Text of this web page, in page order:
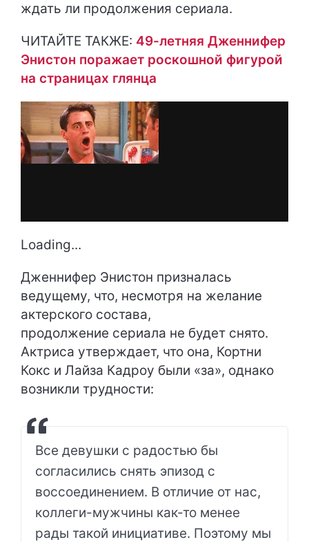
ждать ли продолжения сериала.
ЧИТАЙТЕ ТАКЖЕ: 49-летняя Дженнифер
Энистон поражает роскошной фигурой
на страницах глянца
Loading...
Дженнифер Энистон призналась
ведущему, что, несмотря на желание
актерского состава,
продолжение сериала не будет снято.
Актриса утверждает, что она, Кортни
Кокс и Лайза Кадроу были «за», однако
возникли трудности:
Все девушки с радостью бы
согласились снять эпизод с
воссоединением. В отличие от нас,
коллеги-мужчины как-то менее
рады такой инициативе. Поэтому мы